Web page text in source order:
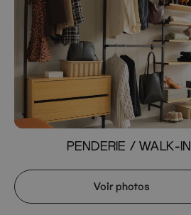
PENDERIE / WALK-IN
Voir photos